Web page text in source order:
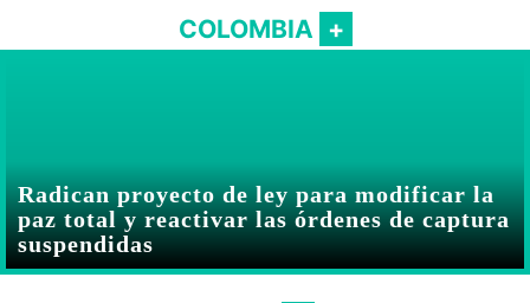
COLOMBIA
Radican proyecto de ley para modificar la
paz total y reactivar las órdenes de captura
suspendidas